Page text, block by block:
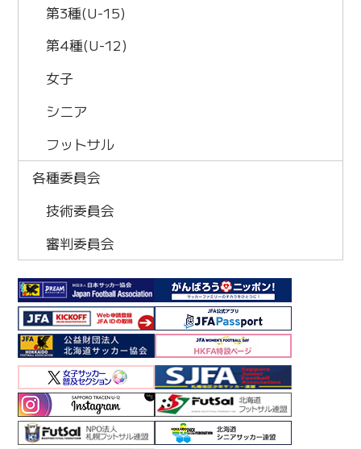
第3種(U-15)
第4種(U-12)
女子
シニア
フットサル
各種委員会
技術委員会
審判委員会